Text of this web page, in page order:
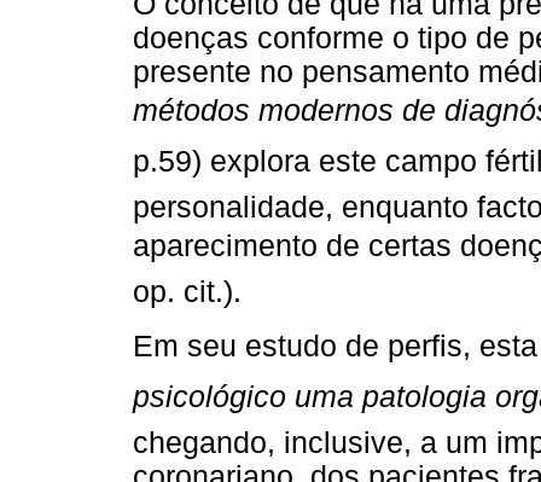
doenças conforme o tipo de
presente no pensamento
métodos modernos de
p.59) explora este campo
personalidade, enquanto
aparecimento de certas
op. cit.).
Em seu estudo de perfis,
psicológico uma patologia
chegando, inclusive, a um